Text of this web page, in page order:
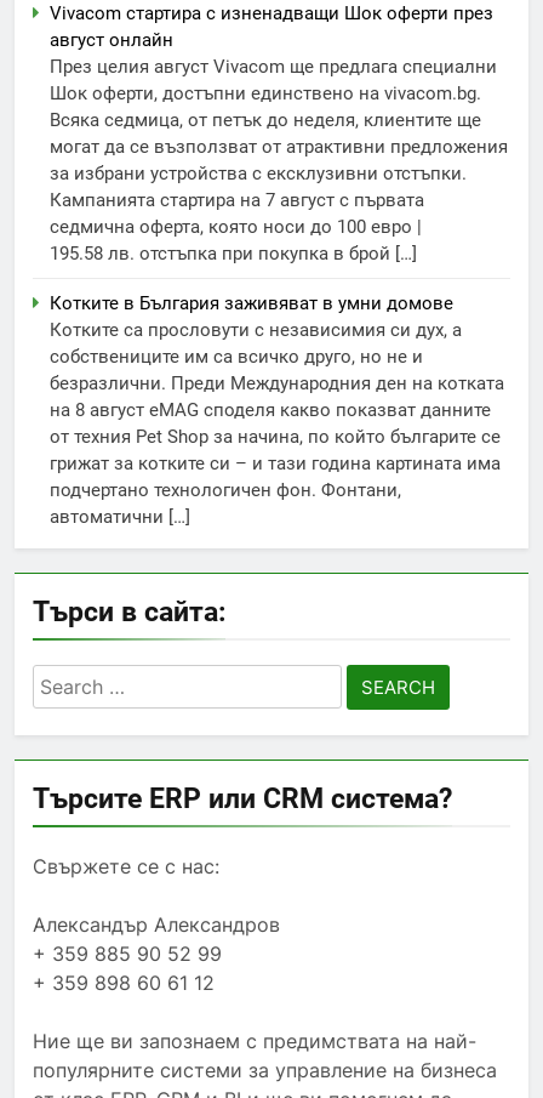
Vivacom стартира с изненадващи Шок оферти през
август онлайн
През целия август Vivacom ще предлага специални
Шок оферти, достъпни единствено на vivacom.bg.
Всяка седмица, от петък до неделя, клиентите ще
могат да се възползват от атрактивни предложения
за избрани устройства с ексклузивни отстъпки.
Кампанията стартира на 7 август с първата
седмична оферта, която носи до 100 евро |
195.58 лв. отстъпка при покупка в брой […]
Котките в България заживяват в умни домове
Котките са прословути с независимия си дух, а
собствениците им са всичко друго, но не и
безразлични. Преди Международния ден на котката
на 8 август eMAG споделя какво показват данните
от техния Pet Shop за начина, по който българите се
грижат за котките си – и тази година картината има
подчертано технологичен фон. Фонтани,
автоматични […]
Търси в сайта:
Search
for:
Търсите ERP или CRM система?
Свържете се с нас:
Александър Александров
+ 359 885 90 52 99
+ 359 898 60 61 12
Ние ще ви запознаем с предимствата на най-
популярните системи за управление на бизнеса